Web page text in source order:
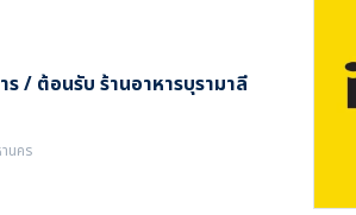
/ ต้อนรับ ร้านอาหารบุรามาลี
นคร